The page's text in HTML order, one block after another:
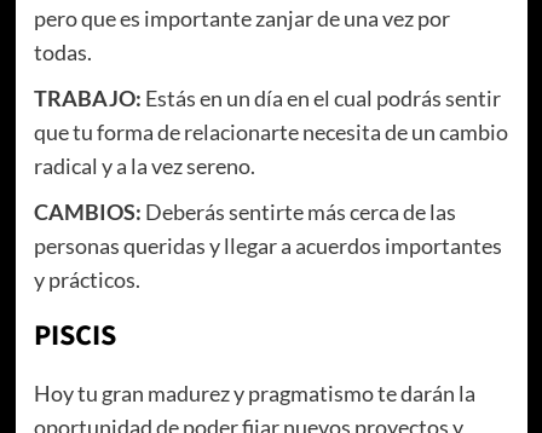
pero que es importante zanjar de una vez por
todas.
TRABAJO: Estás en un día en el cual podrás sentir
que tu forma de relacionarte necesita de un cambio
radical y a la vez sereno.
CAMBIOS: Deberás sentirte más cerca de las
personas queridas y llegar a acuerdos importantes
y prácticos.
PISCIS
Hoy tu gran madurez y pragmatismo te darán la
oportunidad de poder fijar nuevos proyectos y